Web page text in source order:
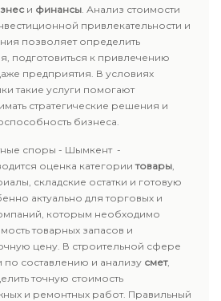
и финансы. Анализ стоимости
привлекательности и
позволяет определить
подготовиться к привлечению
предприятия. В условиях
такие услуги помогают
стратегические решения и
бизнеса.
споры - Шымкент -
оценка категориитовары,
складские остатки и готовую
актуально для торговых и
которым необходимо
товарных запасов и
цену. В строительной сфере
по составлению и анализу смет,
точную стоимость
и ремонтных работ. Правильный